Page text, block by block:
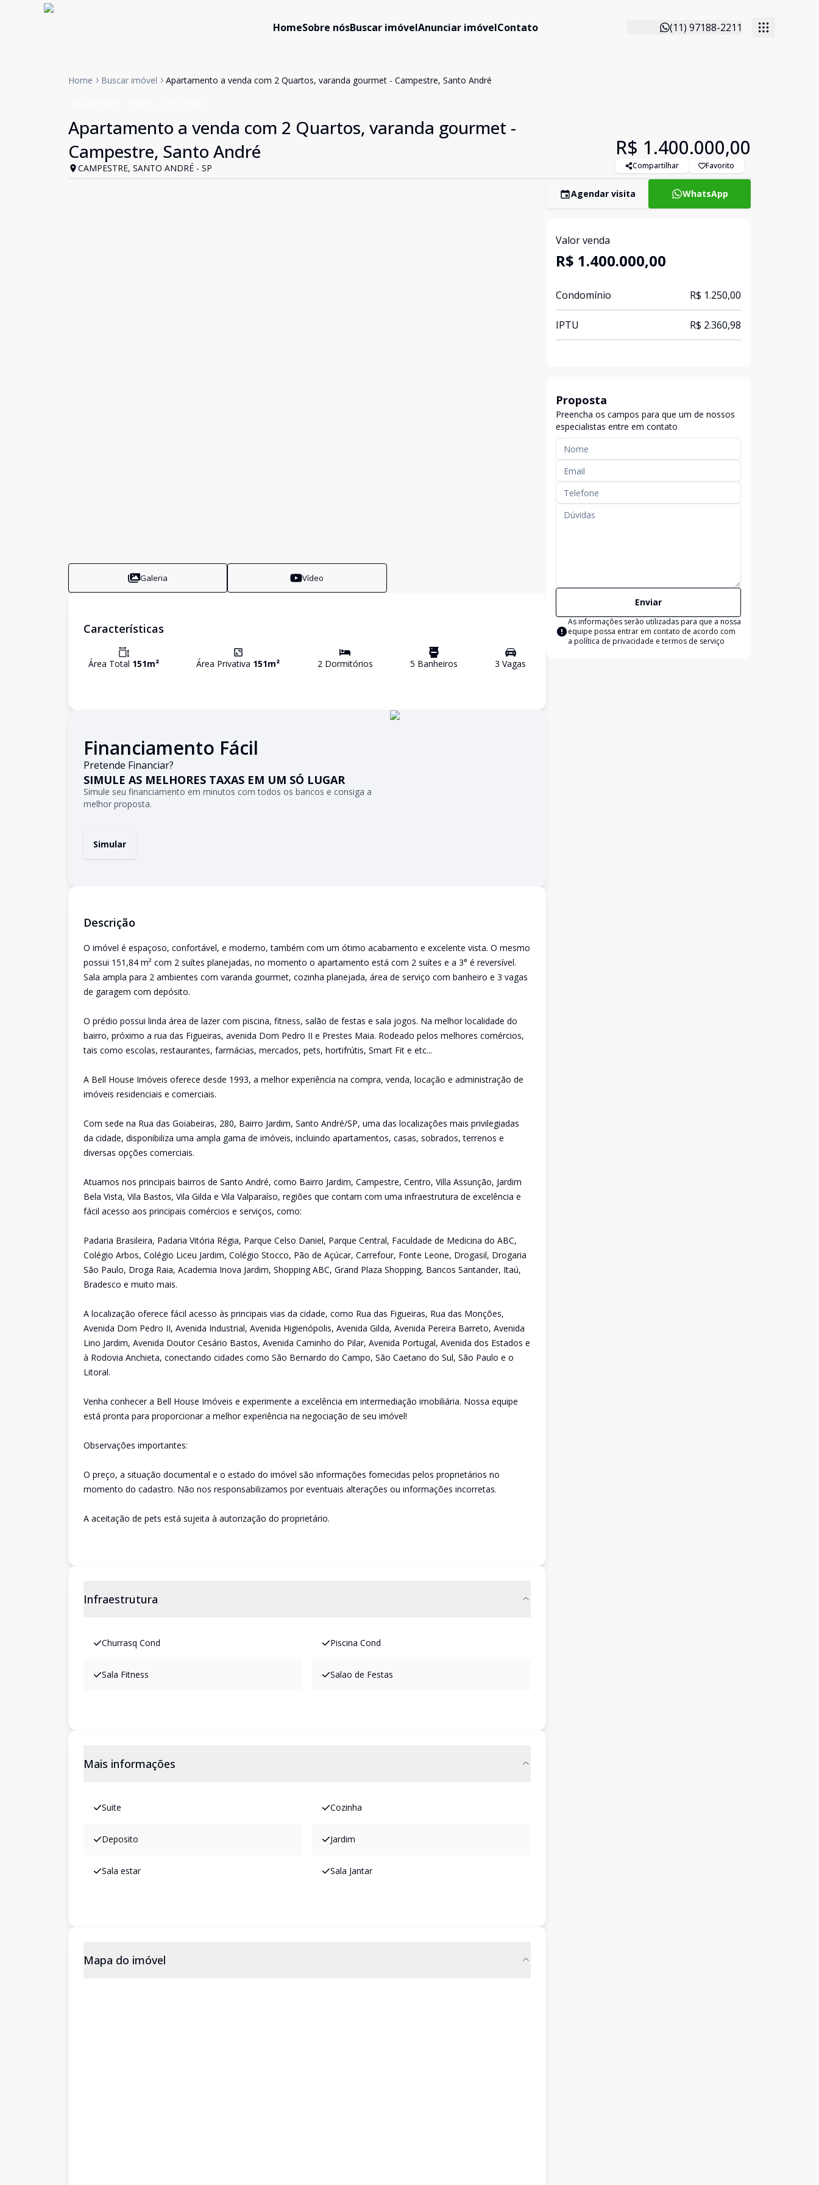
HomeSobre nósBuscar imóvelAnunciar imóvelContato (11) 97188-2211
Home Buscar imóvel Apartamento a venda com 2 Quartos, varanda gourmet - Campestre, Santo André
Apartamento a venda com 2 Quartos, varanda gourmet -
Campestre, Santo André
CAMPESTRE, SANTO ANDRÉ - SP
R$ 1.400.000,00
Compartilhar Favorito
Galeria Vídeo
Características
Área Total 151m² Área Privativa 151m² 2Dormitórios 5 Banheiros 3 Vagas
Financiamento Fácil
Pretende Financiar?
SIMULE AS MELHORES TAXAS EM UM SÓ LUGAR
Simule seu financiamento em minutos com todos os bancos e consiga a
melhor proposta.
Simular
Descrição
O imóvel é espaçoso, confortável, e moderno, também com um ótimo acabamento e excelente vista. O mesmo
possui 151,84 m² com 2 suítes planejadas, no momento o apartamento está com 2 suítes e a 3° é reversível.
Sala ampla para 2 ambientes com varanda gourmet, cozinha planejada, área de serviço com banheiro e 3 vagas
de garagem com depósito.
O prédio possui linda área de lazer com piscina, fitness, salão de festas e sala jogos. Na melhor localidade do
bairro, próximo a rua das Figueiras, avenida Dom Pedro II e Prestes Maia. Rodeado pelos melhores comércios,
tais como escolas, restaurantes, farmácias, mercados, pets, hortifrútis, Smart Fit e etc...
A Bell House Imóveis oferece desde 1993, a melhor experiência na compra, venda, locação e administração de
imóveis residenciais e comerciais.
Com sede na Rua das Goiabeiras, 280, Bairro Jardim, Santo André/SP, uma das localizações mais privilegiadas
da cidade, disponibiliza uma ampla gama de imóveis, incluindo apartamentos, casas, sobrados, terrenos e
diversas opções comerciais.
Atuamos nos principais bairros de Santo André, como Bairro Jardim, Campestre, Centro, Villa Assunção, Jardim
Bela Vista, Vila Bastos, Vila Gilda e Vila Valparaíso, regiões que contam com uma infraestrutura de excelência e
fácil acesso aos principais comércios e serviços, como:
Padaria Brasileira, Padaria Vitória Régia, Parque Celso Daniel, Parque Central, Faculdade de Medicina do ABC,
Colégio Arbos, Colégio Liceu Jardim, Colégio Stocco, Pão de Açúcar, Carrefour, Fonte Leone, Drogasil, Drogaria
São Paulo, Droga Raia, Academia Inova Jardim, Shopping ABC, Grand Plaza Shopping, Bancos Santander, Itaú,
Bradesco e muito mais.
A localização oferece fácil acesso às principais vias da cidade, como Rua das Figueiras, Rua das Monções,
Avenida Dom Pedro II, Avenida Industrial, Avenida Higienópolis, Avenida Gilda, Avenida Pereira Barreto, Avenida
Lino Jardim, Avenida Doutor Cesário Bastos, Avenida Caminho do Pilar, Avenida Portugal, Avenida dos Estados e
à Rodovia Anchieta, conectando cidades como São Bernardo do Campo, São Caetano do Sul, São Paulo e o
Litoral.
Venha conhecer a Bell House Imóveis e experimente a excelência em intermediação imobiliária. Nossa equipe
está pronta para proporcionar a melhor experiência na negociação de seu imóvel!
Observações importantes:
O preço, a situação documental e o estado do imóvel são informações fornecidas pelos proprietários no
momento do cadastro. Não nos responsabilizamos por eventuais alterações ou informações incorretas.
A aceitação de pets está sujeita à autorização do proprietário.
Infraestrutura
Churrasq Cond Piscina Cond
Sala Fitness Salao de Festas
Mais informações
Suite Cozinha
Deposito Jardim
Sala estar Sala Jantar
Mapa do imóvel
Agendar visita WhatsApp
Valor venda
R$ 1.400.000,00
Condomínio R$ 1.250,00
IPTU R$ 2.360,98
Proposta
Preencha os campos para que um de nossos
especialistas entre em contato
Enviar
As informações serão utilizadas para que a nossa
equipe possa entrar em contato de acordo com
a política de privacidade e termos de serviço